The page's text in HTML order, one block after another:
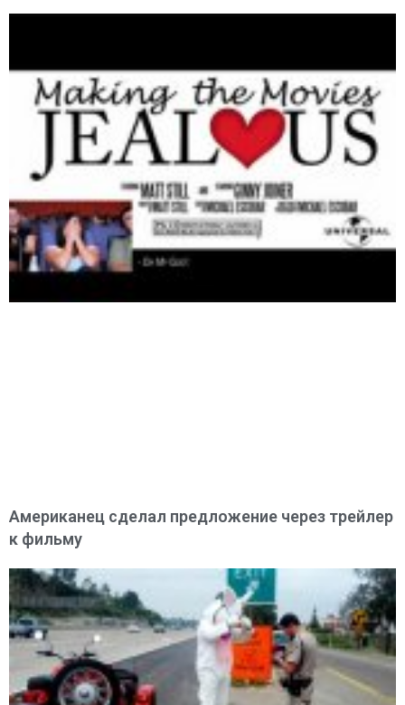
Американец сделал предложение через трейлер
к фильму